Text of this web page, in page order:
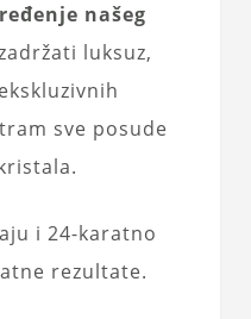
našeg
luksuz,
sve posude
i 24-karatno
rezultate.